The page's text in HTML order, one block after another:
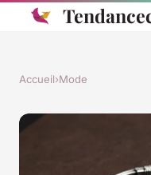
Accueil›Mode